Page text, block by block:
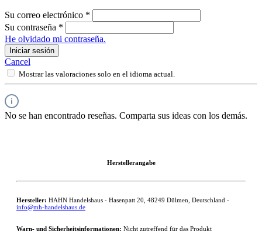
Su correo electrónico *
Su contraseña *
He olvidado mi contraseña.
Iniciar sesión
Cancel
Mostrar las valoraciones solo en el idioma actual.
No se han encontrado reseñas. Comparta sus ideas con los demás.
Herstellerangabe
Hersteller: HAHN Handelshaus - Hasenpatt 20, 48249 Dülmen, Deutschland -
info@mh-handelshaus.de
Warn- und Sicherheitsinformationen: Nicht zutreffend für das Produkt